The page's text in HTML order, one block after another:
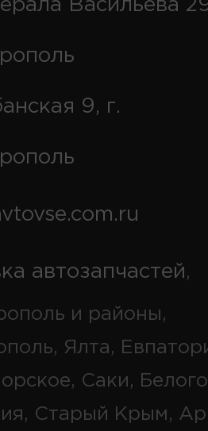
Васильева
9, г.
автозапчастей,
и районы,
Ялта,
Саки,
Старый Крым,